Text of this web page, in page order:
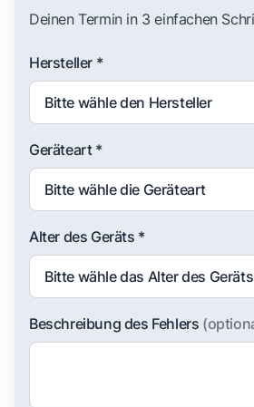
Deinen Termin in 3 einfachen
Hersteller *
Geräteart *
Alter des Geräts *
Beschreibung des Fehlers